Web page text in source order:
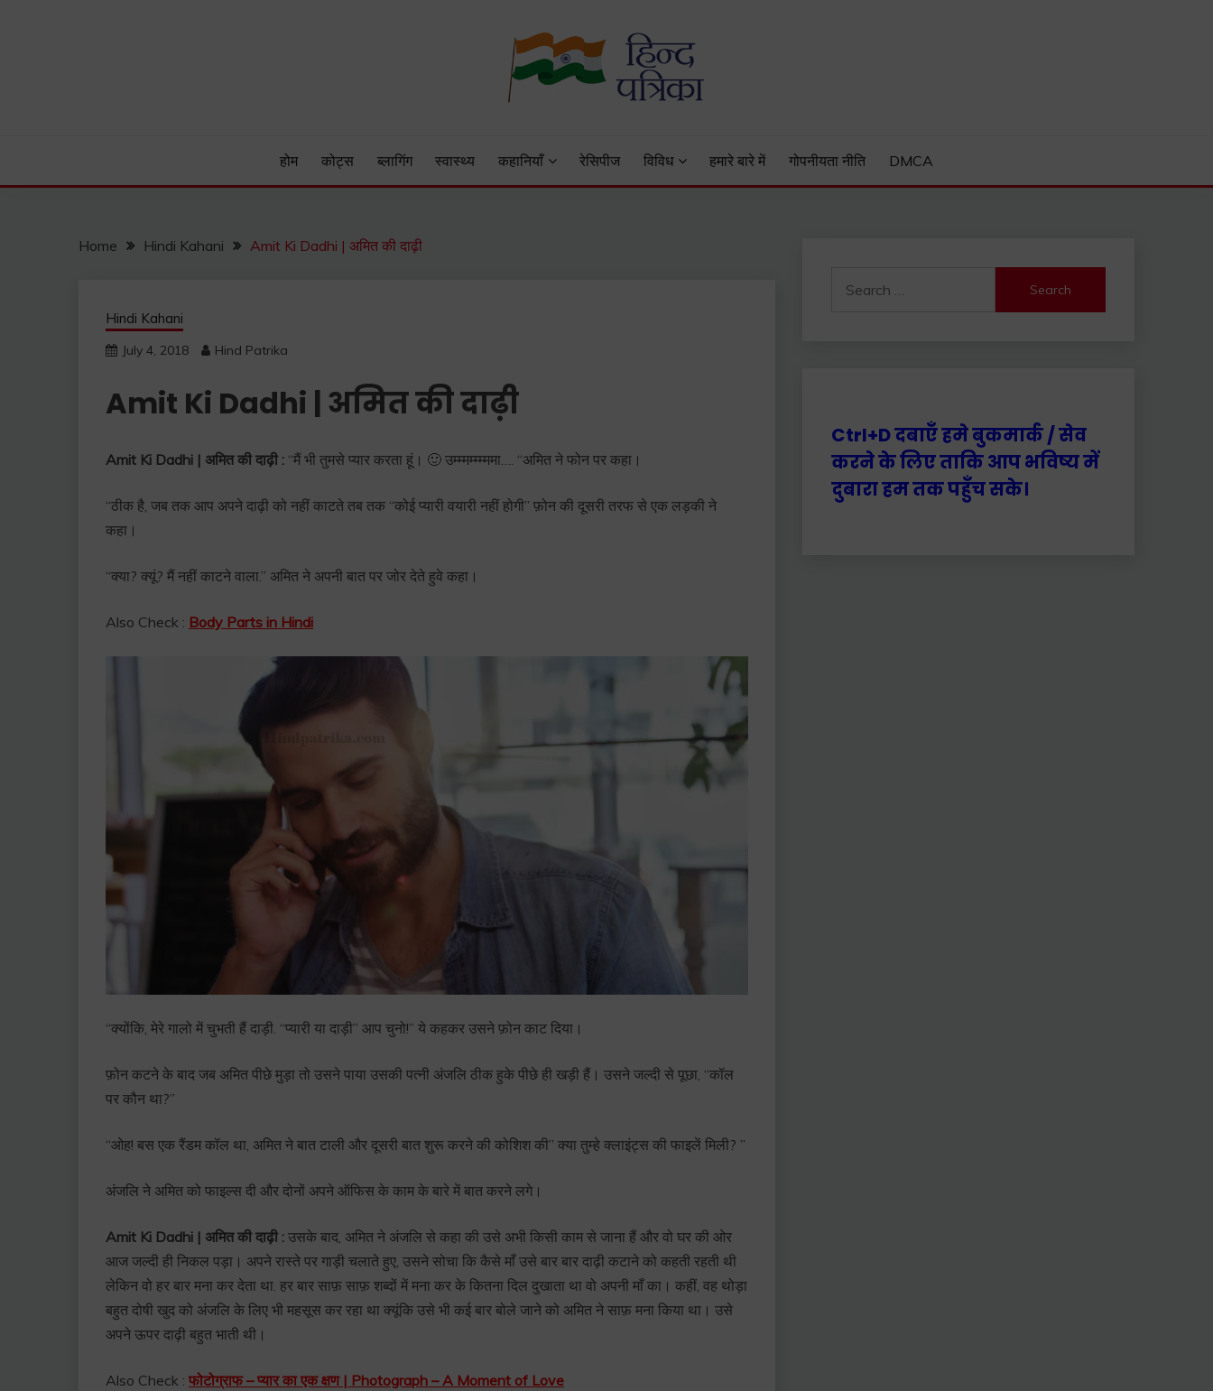
होम कोट्स ब्लागिंग स्वास्थ्य कहानियाँ रेसिपीज विविध हमारे बारे में गोपनीयता नीति DMCA
Home Hindi Kahani Amit Ki Dadhi | अमित की दाढ़ी
Hindi Kahani
July 4, 2018 Hind Patrika
Amit Ki Dadhi | अमित की दाढ़ी
Amit Ki Dadhi | अमित की दाढ़ी : “मैं भी तुमसे प्यार करता हूं। 🙂 उम्म्मम्म्म्ममा…. “अमित ने फोन पर कहा।
“ठीक है, जब तक आप अपने दाढ़ी को नहीं काटते तब तक “कोई प्यारी वयारी नहीं होगी” फ़ोन की दूसरी तरफ से एक लड़की ने
कहा।
“क्या? क्यूं? मैं नहीं काटने वाला.” अमित ने अपनी बात पर जोर देते हुवे कहा।
Also Check : Body Parts in Hindi
“क्योंकि, मेरे गालो में चुभती हैं दाड़ी. “प्यारी या दाड़ी” आप चुनो!” ये कहकर उसने फ़ोन काट दिया।
फ़ोन कटने के बाद जब अमित पीछे मुड़ा तो उसने पाया उसकी पत्नी अंजलि ठीक हुके पीछे ही खड़ी हैं। उसने जल्दी से पूछा, “कॉल
पर कौन था?”
“ओह! बस एक रैंडम कॉल था, अमित ने बात टाली और दूसरी बात शुरू करने की कोशिश की” क्या तुम्हे क्लाइंट्स की फाइलें मिली? ”
अंजलि ने अमित को फाइल्स दी और दोनों अपने ऑफिस के काम के बारे में बात करने लगे।
Amit Ki Dadhi | अमित की दाढ़ी : उसके बाद, अमित ने अंजलि से कहा की उसे अभी किसी काम से जाना हैं और वो घर की ओर
आज जल्दी ही निकल पड़ा। अपने रास्ते पर गाड़ी चलाते हुए, उसने सोचा कि कैसे माँ उसे बार बार दाढ़ी कटाने को कहती रहती थी
लेकिन वो हर बार मना कर देता था. हर बार साफ़ साफ़ शब्दों में मना कर के कितना दिल दुखाता था वो अपनी माँ का। कहीं, वह थोड़ा
बहुत दोषी खुद को अंजलि के लिए भी महसूस कर रहा था क्यूंकि उसे भी कई बार बोले जाने को अमित ने साफ़ मना किया था। उसे
अपने ऊपर दाढ़ी बहुत भाती थी।
Also Check : फोटोग्राफ – प्यार का एक क्षण | Photograph – A Moment of Love
for:
Ctrl+D दबाएँ हमे बुकमार्क / सेव
करने के लिए ताकि आप भविष्य में
दुबारा हम तक पहुँच सके।